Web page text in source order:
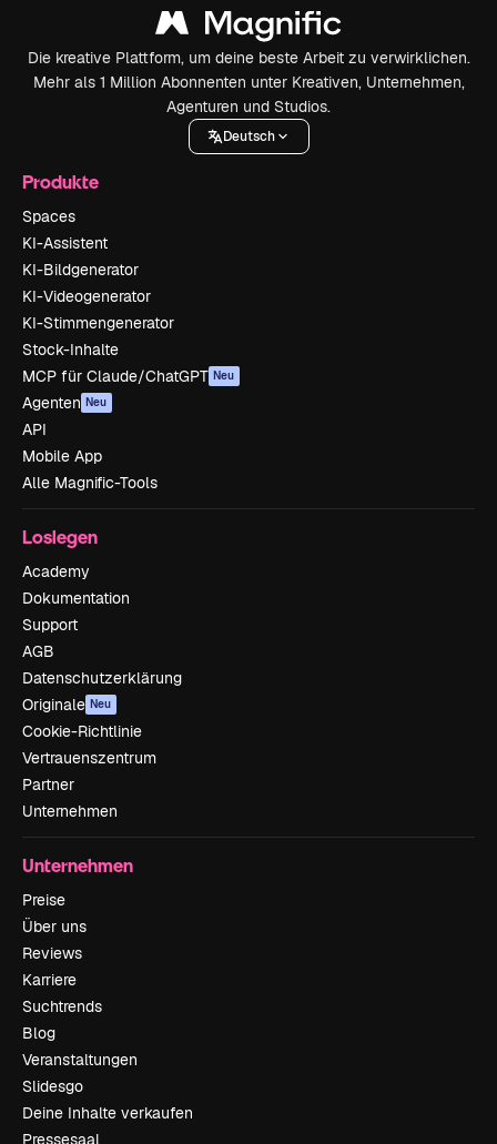
Die kreative Plattform, um deine beste Arbeit zu verwirklichen.
Mehr als 1 Million Abonnenten unter Kreativen, Unternehmen,
Agenturen und Studios.
Deutsch
Produkte
Spaces
KI-Assistent
KI-Bildgenerator
KI-Videogenerator
KI-Stimmengenerator
Stock-Inhalte
MCP für Claude/ChatGPT Neu
Agenten Neu
API
Mobile App
Alle Magnific-Tools
Loslegen
Academy
Dokumentation
Support
AGB
Datenschutzerklärung
Originale Neu
Cookie-Richtlinie
Vertrauenszentrum
Partner
Unternehmen
Unternehmen
Preise
Über uns
Reviews
Karriere
Suchtrends
Blog
Veranstaltungen
Slidesgo
Deine Inhalte verkaufen
Pressesaal